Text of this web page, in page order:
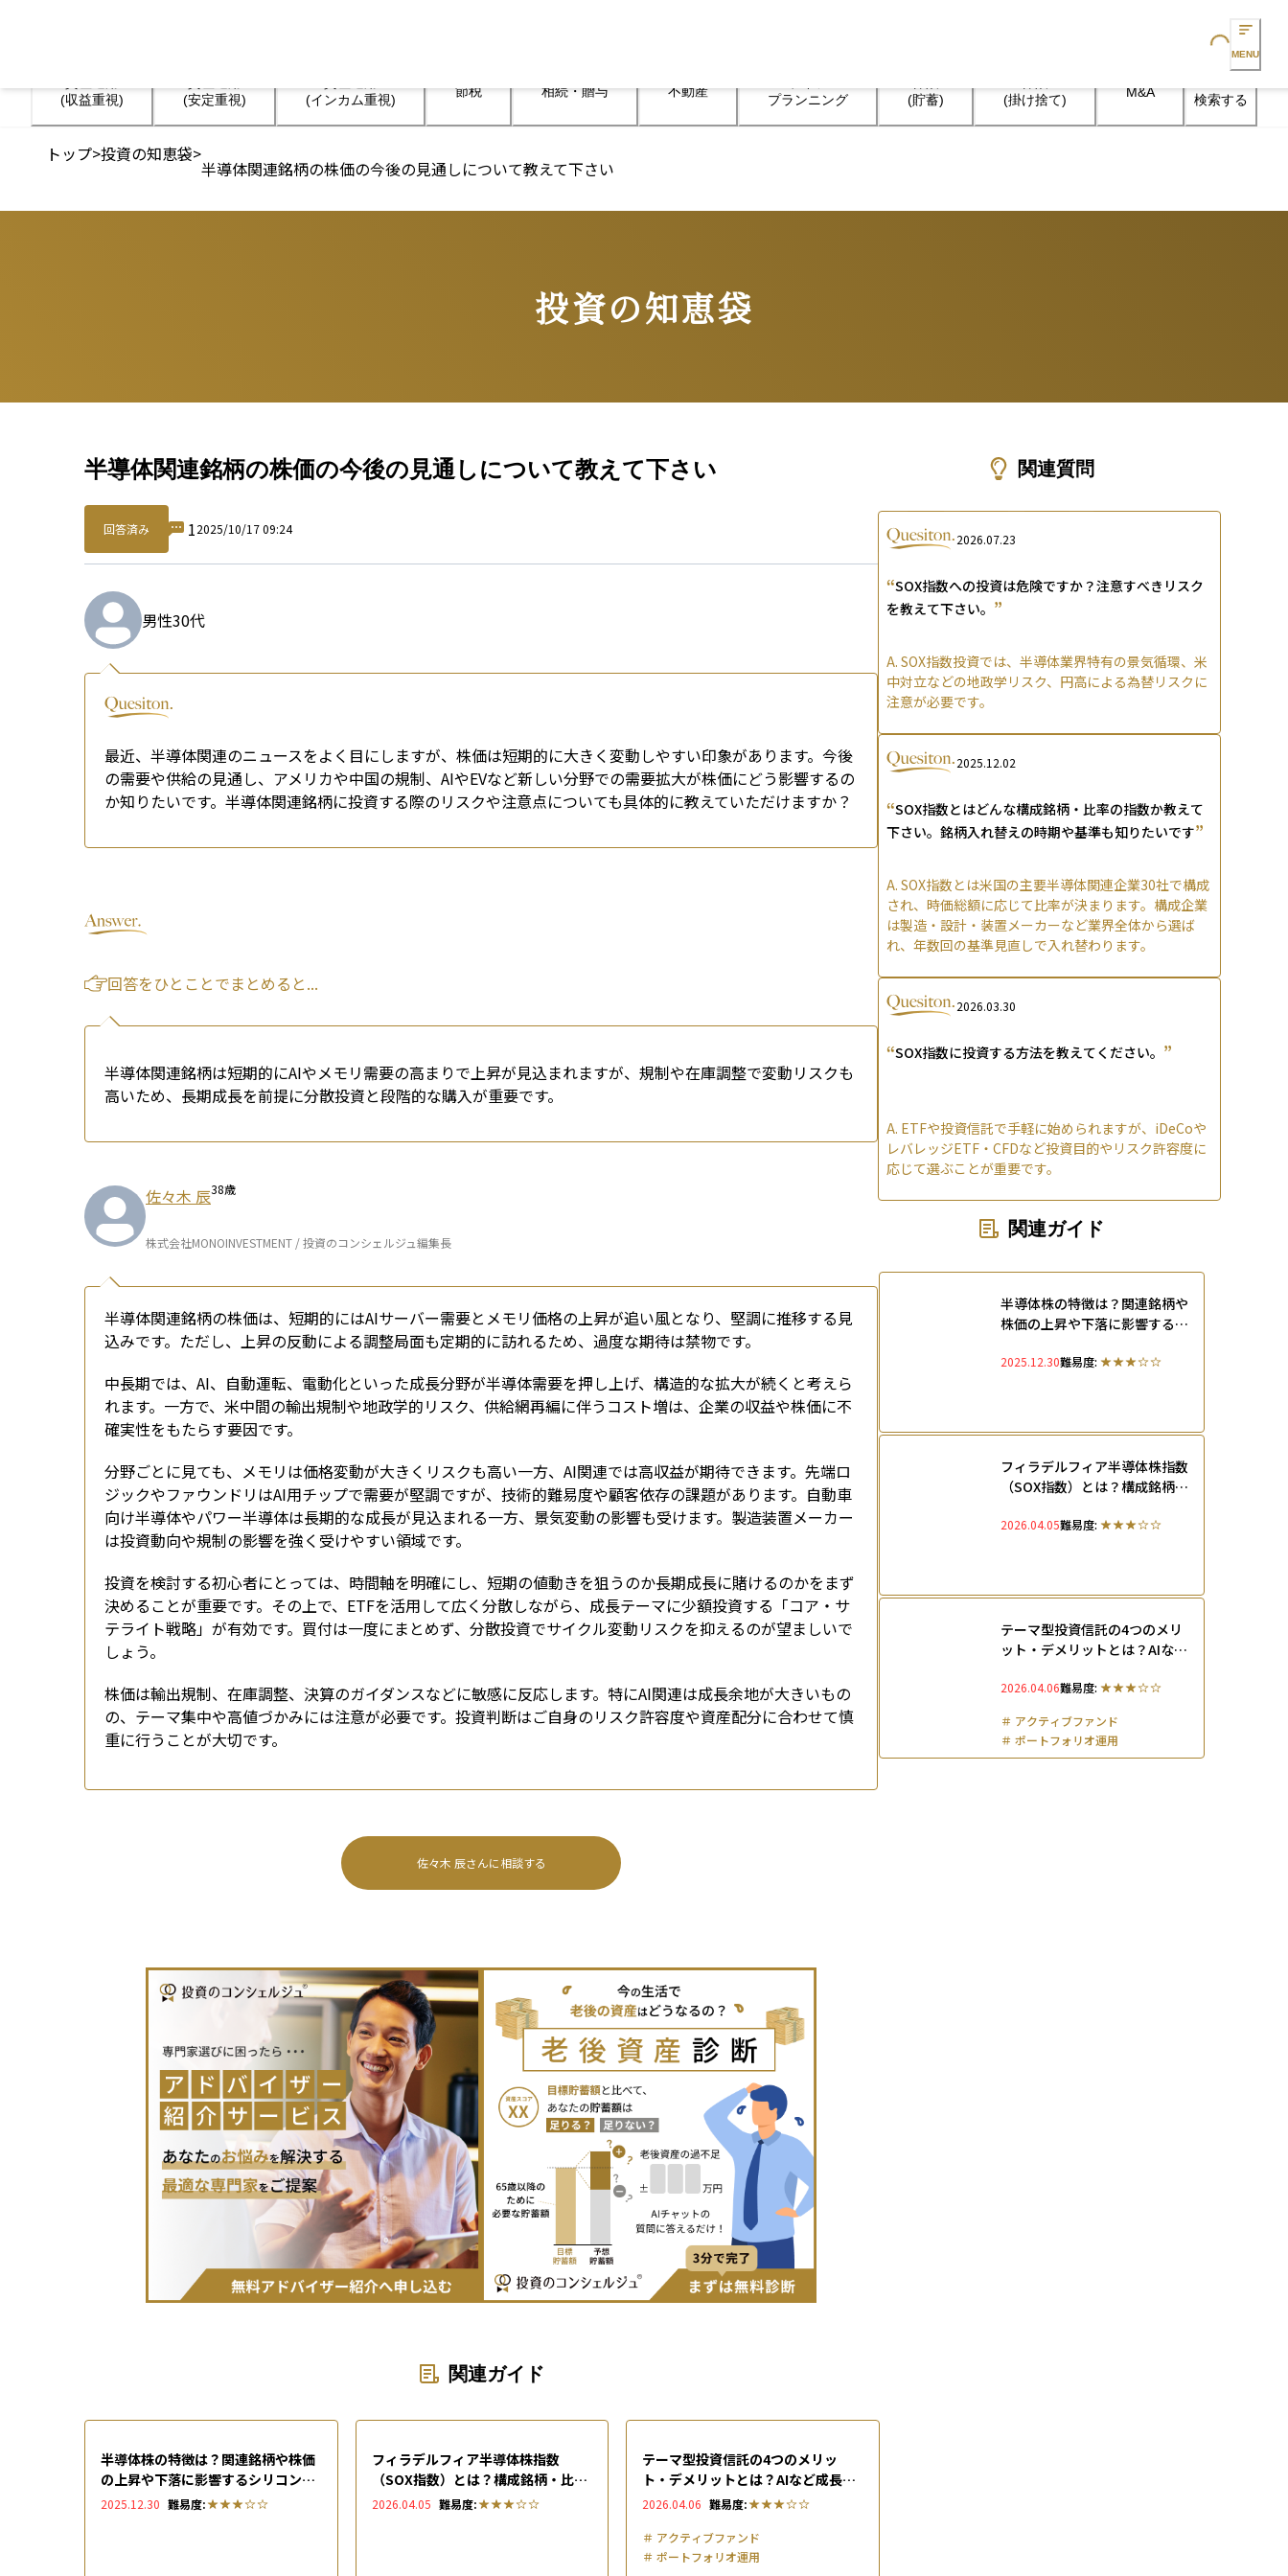
Loading...
MENU
(収益重視)
(安定重視)
(インカム重視)
節税 相続・贈与 不動産
プランニング
(貯蓄)
(掛け捨て)
M&A 検索する
トップ>投資の知恵袋>
半導体関連銘柄の株価の今後の見通しについて教えて下さい
投資の知恵袋
Questions
半導体関連銘柄の株価の今後の見通しについて教えて下さい
回答済み 12025/10/17 09:24
男性30代
最近、半導体関連のニュースをよく目にしますが、株価は短期的に大きく変動しやすい印象があります。今後
の需要や供給の見通し、アメリカや中国の規制、AIやEVなど新しい分野での需要拡大が株価にどう影響するの
か知りたいです。半導体関連銘柄に投資する際のリスクや注意点についても具体的に教えていただけますか？
回答をひとことでまとめると...
半導体関連銘柄は短期的にAIやメモリ需要の高まりで上昇が見込まれますが、規制や在庫調整で変動リスクも
高いため、長期成長を前提に分散投資と段階的な購入が重要です。
佐々木 辰38歳
株式会社MONOINVESTMENT / 投資のコンシェルジュ編集長
半導体関連銘柄の株価は、短期的にはAIサーバー需要とメモリ価格の上昇が追い風となり、堅調に推移する見
込みです。ただし、上昇の反動による調整局面も定期的に訪れるため、過度な期待は禁物です。
中長期では、AI、自動運転、電動化といった成長分野が半導体需要を押し上げ、構造的な拡大が続くと考えら
れます。一方で、米中間の輸出規制や地政学的リスク、供給網再編に伴うコスト増は、企業の収益や株価に不
確実性をもたらす要因です。
分野ごとに見ても、メモリは価格変動が大きくリスクも高い一方、AI関連では高収益が期待できます。先端ロ
ジックやファウンドリはAI用チップで需要が堅調ですが、技術的難易度や顧客依存の課題があります。自動車
向け半導体やパワー半導体は長期的な成長が見込まれる一方、景気変動の影響も受けます。製造装置メーカー
は投資動向や規制の影響を強く受けやすい領域です。
投資を検討する初心者にとっては、時間軸を明確にし、短期の値動きを狙うのか長期成長に賭けるのかをまず
決めることが重要です。その上で、ETFを活用して広く分散しながら、成長テーマに少額投資する「コア・サ
テライト戦略」が有効です。買付は一度にまとめず、分散投資でサイクル変動リスクを抑えるのが望ましいで
しょう。
株価は輸出規制、在庫調整、決算のガイダンスなどに敏感に反応します。特にAI関連は成長余地が大きいもの
の、テーマ集中や高値づかみには注意が必要です。投資判断はご自身のリスク許容度や資産配分に合わせて慎
重に行うことが大切です。
佐々木 辰さんに相談する
関連ガイド
半導体株の特徴は？関連銘柄や株価
の上昇や下落に影響するシリコンサ
イクルを徹底解説
2025.12.30 難易度:
フィラデルフィア半導体株指数
（SOX指数）とは？構成銘柄・比
率・入れ替えルールやメリット・デ
2026.04.05 難易度:
テーマ型投資信託の4つのメリッ
ト・デメリットとは？AIなど成長セ
クター株に分散投資する仕組みを徹
2026.04.06 難易度:
＃ アクティブファンド
＃ポートフォリオ運用
関連質問
2026.07.23
“SOX指数への投資は危険ですか？注意すべきリスク
を教えて下さい。 ”
A. SOX指数投資では、半導体業界特有の景気循環、米
中対立などの地政学リスク、円高による為替リスクに
注意が必要です。
2025.12.02
“SOX指数とはどんな構成銘柄・比率の指数か教えて
下さい。銘柄入れ替えの時期や基準も知りたいです”
A. SOX指数とは米国の主要半導体関連企業30社で構成
され、時価総額に応じて比率が決まります。構成企業
は製造・設計・装置メーカーなど業界全体から選ば
れ、年数回の基準見直しで入れ替わります。
2026.03.30
“SOX指数に投資する方法を教えてください。 ”
A. ETFや投資信託で手軽に始められますが、iDeCoや
レバレッジETF・CFDなど投資目的やリスク許容度に
応じて選ぶことが重要です。
関連ガイド
半導体株の特徴は？関連銘柄や
株価の上昇や下落に影響するシ
2025.12.30難易度:
フィラデルフィア半導体株指数
（SOX指数）とは？構成銘柄・
ト・デメリットを解説
2026.04.05難易度:
テーマ型投資信託の4つのメリ
ット・デメリットとは？AIなど
仕組みを徹底解説
2026.04.06難易度:
＃ アクティブファンド
＃ポートフォリオ運用